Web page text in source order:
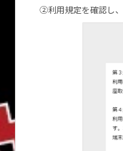
②利用規定を確認し、